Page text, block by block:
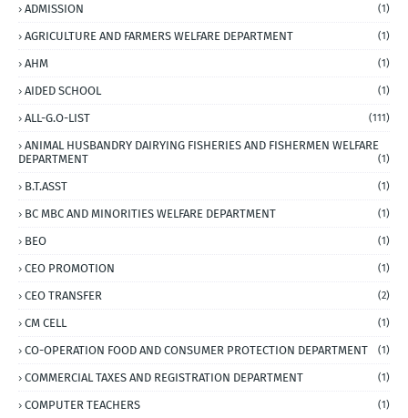
ADMISSION (1)
AGRICULTURE AND FARMERS WELFARE DEPARTMENT (1)
AHM (1)
AIDED SCHOOL (1)
ALL-G.O-LIST (111)
ANIMAL HUSBANDRY DAIRYING FISHERIES AND FISHERMEN WELFARE
DEPARTMENT
(1)
B.T.ASST (1)
BC MBC AND MINORITIES WELFARE DEPARTMENT (1)
BEO (1)
CEO PROMOTION (1)
CEO TRANSFER (2)
CM CELL (1)
CO-OPERATION FOOD AND CONSUMER PROTECTION DEPARTMENT (1)
COMMERCIAL TAXES AND REGISTRATION DEPARTMENT (1)
COMPUTER TEACHERS (1)